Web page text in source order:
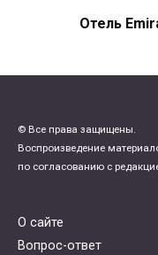
Отель
© Все права защищены.
Воспроизведение
по согласованию с
О сайте
Вопрос-ответ